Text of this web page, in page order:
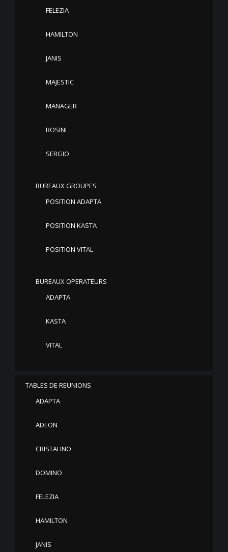
FELEZIA
HAMILTON
JANIS
MAJESTIC
MANAGER
ROSINI
SERGIO
BUREAUX GROUPES
POSITION ADAPTA
POSITION KASTA
POSITION VITAL
BUREAUX OPERATEURS
ADAPTA
KASTA
VITAL
TABLES DE REUNIONS
ADAPTA
ADEON
CRISTALINO
DOMINO
FELEZIA
HAMILTON
JANIS